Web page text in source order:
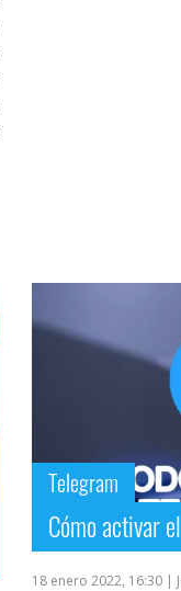
Telegram
Cómo activar
18 enero 2022, 16:30 |